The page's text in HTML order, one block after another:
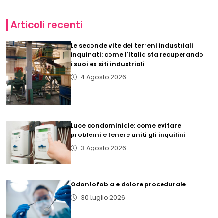
Articoli recenti
Le seconde vite dei terreni industriali
inquinati: come l’Italia sta recuperando
i suoi ex siti industriali
4 Agosto 2026
Luce condominiale: come evitare
problemi e tenere uniti gli inquilini
3 Agosto 2026
Odontofobia e dolore procedurale
30 Luglio 2026